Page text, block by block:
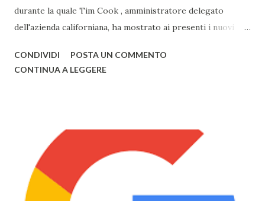
durante la quale Tim Cook , amministratore delegato
dell'azienda californiana, ha mostrato ai presenti i nuovi
Watch , smartwatch disponibile in 3 versioni (Watch, Sport,
disponibili alla vendita. Il nuovo Air è veramente
sorprendente, sia in fatto di design che di prestazioni: lo
spessore, già minimo, è stato ulteriormente ridotto fino a
13,1mm, il TouchPad funziona adesso grazie alla tecnologia
CONDIVIDI
POSTA UN COMMENTO
CONTINUA A LEGGERE